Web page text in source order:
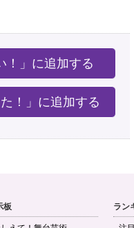
！」に追加する
た！」に追加する
板 ラン